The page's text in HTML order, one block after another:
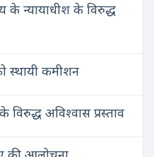
के न्यायाधीश के विरुद्ध
स्थायी कमीशन
अविश्वास प्रस्ताव